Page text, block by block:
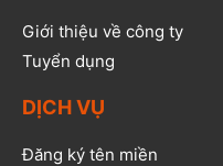
Giới thiệu về công ty
Tuyển dụng
DỊCH VỤ
Đăng ký tên miền